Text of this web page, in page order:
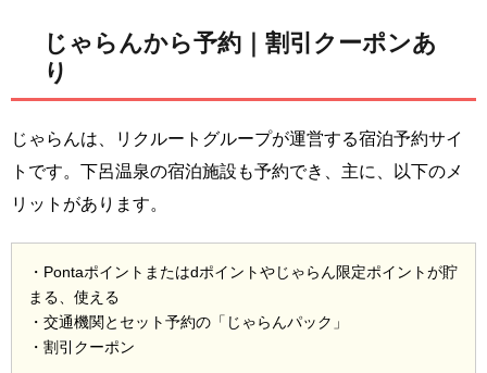
じゃらんから予約｜割引クーポンあ
り
じゃらんは、リクルートグループが運営する宿泊予約サイ
トです。下呂温泉の宿泊施設も予約でき、主に、以下のメ
リットがあります。
・Pontaポイントまたはdポイントやじゃらん限定ポイントが貯
まる、使える
・交通機関とセット予約の「じゃらんパック」
・割引クーポン